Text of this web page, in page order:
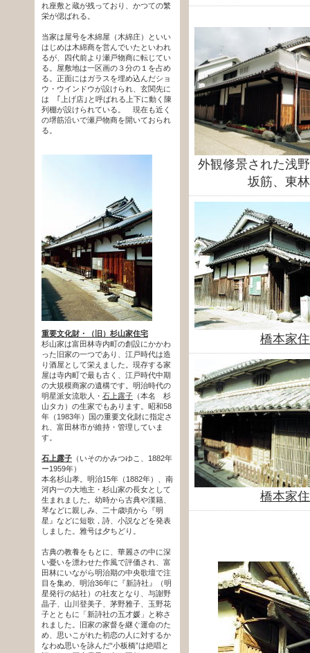
外観修景された浅
坂筋、東
橋本家
橋本家
れ座敷と蔵が残っており、かつての繁
栄が偲ばれる。
当家は屋号を木綿屋（木綿庄）といい
はじめは木綿商を営んでいたといわれ
るが、四代前より瀬戸物商に転じてい
る。屋敷地は一区画の３分の１を占め
る。正面にはガラスを埋め込んだショ
ウ・ウインドウが設けられ、玄関先に
は ｢上げ店｣と呼ばれる上下に動く陳
列棚が設けられている。 現在も近く
の堺筋沿いで瀬戸物商を開いておられ
る。
重要文化財・（旧）杉山家住宅
杉山家は富田林寺内町の創設にかかわ
った旧家の一つであり、江戸時代は造
り酒屋として栄えました。現存する家
屋は寺内町で最も古く、江戸時代中期
の大規模商家の遺構です。明治時代の
明星派女流歌人・ 石上露子 （本名 杉
山タカ）の生家でもあります。昭和58
年（1983年）国の重要文化財に指定さ
れ、富田林市が維持・管理していま
す。
石上露子 （いそのかみつゆこ、1882年
ー1959年）
本名杉山孝。明治15年（1882年）、南
河内一の大地主・杉山家の長女として
生まれました。幼時から古典や漢籍、
琴などに親しみ、二十歳頃から『明
星』などに短歌，詩、小説などを発表
しました。雅号は夕ちどり。
古典の教養をもとに、華麗さの中に深
い憂いを漂わせた作風で評価され、富
田林にいながら明治期の中央歌壇で注
目を集め、明治36年に『新詩社』（明
星発行の結社）の社友となり、与謝野
晶子、山川登美子、茅野雅子、玉野花
子とともに「新詩社の五才媛」と称さ
れました。旧家の家督を継ぐ運命のた
め、思いこがれた初恋の人に対するか
なわぬ思いを詠んだ“小板橋”は絶唱と